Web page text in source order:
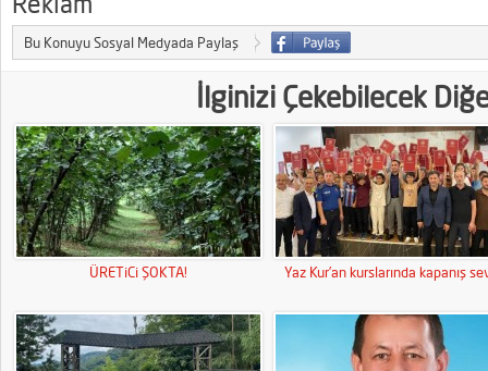
Bu Konuyu Sosyal Medyada Paylaş
İlginizi Çekebilecek
ÜRETiCi ŞOKTA! Yaz Kur’an kurslarında kapanış